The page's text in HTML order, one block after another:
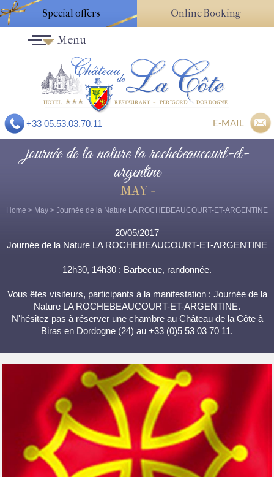
Special offers Online Booking
+33 05.53.03.70.11 E-MAIL
Menu
journée de la nature la rochebeaucourt-et-
argentine
MAY -
Home > May > Journée de la Nature LA ROCHEBEAUCOURT-ET-ARGENTINE
20/05/2017
Journée de la Nature LA ROCHEBEAUCOURT-ET-ARGENTINE
12h30, 14h30 : Barbecue, randonnée.
Vous êtes visiteurs, participants à la manifestation : Journée de la
Nature LA ROCHEBEAUCOURT-ET-ARGENTINE.
N'hésitez pas à réserver une chambre au Château de la Côte à
Biras en Dordogne (24) au +33 (0)5 53 03 70 11.